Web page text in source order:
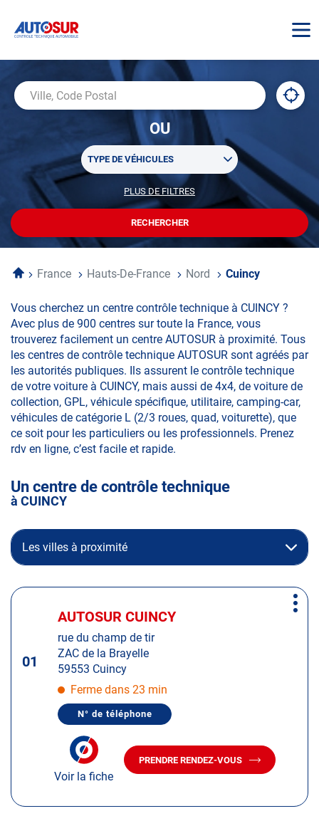
Code
Postal
À
,
OU
Sélectionner
un
plusieurs
recherche
TYPE DE VÉHICULES
PLUS DE FILTRES
POUR
PERSONNALISER
VOTRE
RECHERCHE
RECHERCHER
UN
CENTRE
AUTOSUR
AccueilFrance Hauts-De-France Nord Cuincy
Vous cherchez un centre contrôle technique à CUINCY ?
Avec plus de 900 centres sur toute la France, vous
trouverez facilement un centre AUTOSUR à proximité. Tous
les centres de contrôle technique AUTOSUR sont agréés par
les autorités publiques. Ils assurent le contrôle technique
de votre voiture à CUINCY, mais aussi de 4x4, de voiture de
collection, GPL, véhicule spécifique, utilitaire, camping-car,
véhicules de catégorie L (2/3 roues, quad, voiturette), que
ce soit pour les particuliers ou les professionnels. Prenez
rdv en ligne, c’est facile et rapide.
Un centre de contrôle technique
à CUINCY
Les villes à proximité
Appuyer
ENTRÉE
informations
01
Centre
AUTOSUR CUINCY
rue du champ de tir
ZAC de la Brayelle
59553 Cuincy
Ferme dans 23 min
N° de téléphone
AFFICHER
TÉLÉPHONE
CUINCY
Voir la fiche
PRENDRE RENDEZ-VOUS
AVEC
Plus